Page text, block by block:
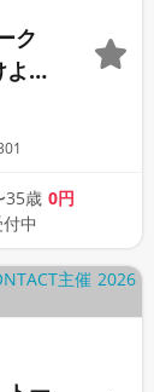
ク
う
35歳 0円
中